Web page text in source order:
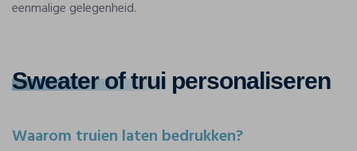
eenmalige gelegenheid.
Sweater of trui personaliseren
Waarom truien laten bedrukken?